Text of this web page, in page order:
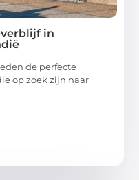
in
de perfecte
op zoek zijn naar